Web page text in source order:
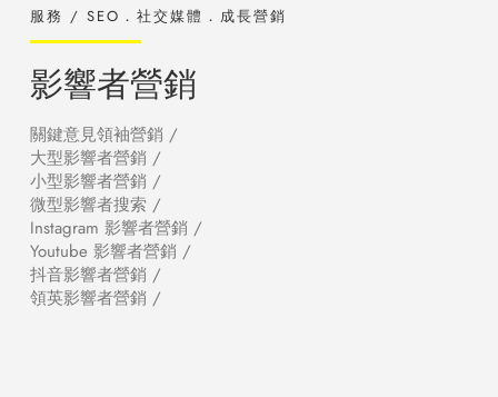
服務 / SEO．社交媒體．成長營銷
影響者營銷
關鍵意見領袖營銷 /
大型影響者營銷 /
小型影響者營銷 /
微型影響者搜索 /
Instagram 影響者營銷 /
Youtube 影響者營銷 /
抖音影響者營銷 /
領英影響者營銷 /